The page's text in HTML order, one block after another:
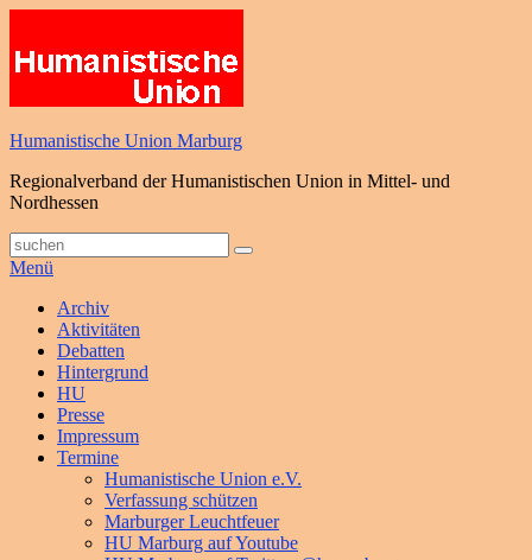
springen
Humanistische Union Marburg
Regionalverband der Humanistischen Union in Mittel- und
Nordhessen
Suche
nach:
Suchen
Menü
Primäres
Menü
Archiv
Aktivitäten
Debatten
Hintergrund
HU
Presse
Impressum
Termine
Humanistische Union e.V.
Verfassung schützen
Marburger Leuchtfeuer
HU Marburg auf Youtube